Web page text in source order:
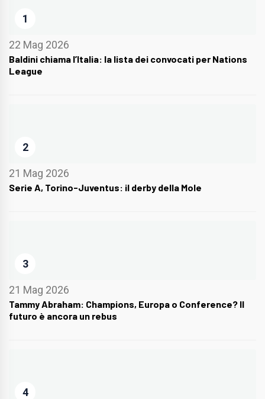
1
22 Mag 2026
Baldini chiama l’Italia: la lista dei convocati per Nations
League
2
21 Mag 2026
Serie A, Torino-Juventus: il derby della Mole
3
21 Mag 2026
Tammy Abraham: Champions, Europa o Conference? Il
futuro è ancora un rebus
4